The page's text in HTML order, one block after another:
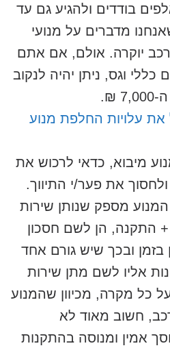
בודדים ולהגיע גם עד
מדברים על מנועי
יוקרה. אולם, אם אתם
וגס, ניתן יהיה לנקוב
₪.
עלויות החלפת מנוע
מיבוא, כדאי לרכוש את
את פער/י התיווך.
מספק שנותן שירות
התקנה, הן לשם חסכון
בזמן ובכך שיש גורם אחד
אליו לשם מתן שירות
כל מקרה, מכיוון שהמנוע
חשוב מאוד לא
אמין ומנוסה בהתקנות